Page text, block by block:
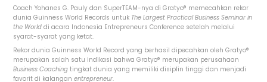
Coach Yohanes G. Pauly dan SuperTEAM-nya diGratyo® memecahkan rekor
dunia Guinness World Records untuk The Largest Practical Business Seminar in
the Worlddi acara Indonesia Entrepreneurs Conference setelah melalui
syarat-syarat yang ketat.
Rekor dunia Guinness World Record yang berhasil dipecahkan olehGratyo®
merupakan salah satu indikasi bahwaGratyo® merupakan perusahaan
Business Coaching tingkat dunia yang memiliki disiplin tinggi dan menjadi
favorit di kalanganentrepreneur.